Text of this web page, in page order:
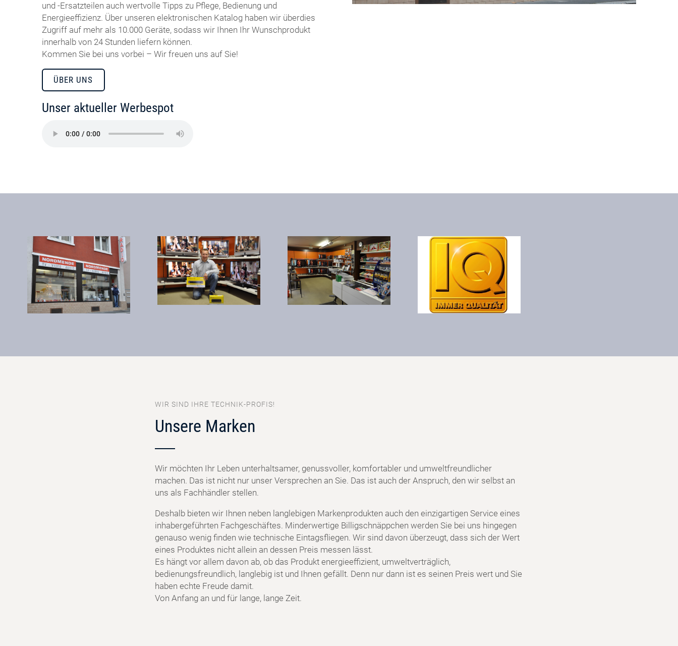
und -Ersatzteilen auch wertvolle Tipps zu Pflege, Bedienung und
Energieeffizienz. Über unseren elektronischen Katalog haben wir überdies
Zugriff auf mehr als 10.000 Geräte, sodass wir Ihnen Ihr Wunschprodukt
innerhalb von 24 Stunden liefern können.
Kommen Sie bei uns vorbei – Wir freuen uns auf Sie!
ÜBER UNS
Unser aktueller Werbespot
WIR SIND IHRE TECHNIK-PROFIS!
Unsere Marken
Wir möchten Ihr Leben unterhaltsamer, genussvoller, komfortabler und umweltfreundlicher
machen. Das ist nicht nur unser Versprechen an Sie. Das ist auch der Anspruch, den wir selbst an
uns als Fachhändler stellen.
Deshalb bieten wir Ihnen neben langlebigen Markenprodukten auch den einzigartigen Service eines
inhabergeführten Fachgeschäftes. Minderwertige Billigschnäppchen werden Sie bei uns hingegen
genauso wenig finden wie technische Eintagsfliegen. Wir sind davon überzeugt, dass sich der Wert
eines Produktes nicht allein an dessen Preis messen lässt.
Es hängt vor allem davon ab, ob das Produkt energieeffizient, umweltverträglich,
bedienungsfreundlich, langlebig ist und Ihnen gefällt. Denn nur dann ist es seinen Preis wert und Sie
haben echte Freude damit.
Von Anfang an und für lange, lange Zeit.